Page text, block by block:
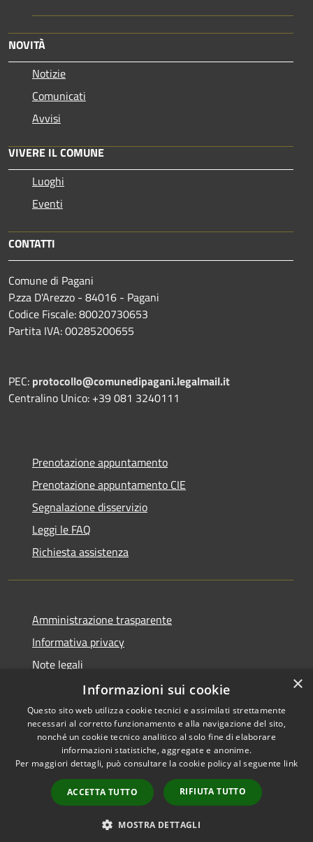
NOVITÀ
Notizie
Comunicati
Avvisi
VIVERE IL COMUNE
Luoghi
Eventi
CONTATTI
Comune di Pagani
P.zza D'Arezzo - 84016 - Pagani
Codice Fiscale: 80020730653
Partita IVA: 00285200655
PEC: protocollo@comunedipagani.legalmail.it
Centralino Unico: +39 081 3240111
Prenotazione appuntamento
Prenotazione appuntamento CIE
Segnalazione disservizio
Leggi le FAQ
Richiesta assistenza
Amministrazione trasparente
Informativa privacy
Note legali
Dichiarazione di accessibilità
RSS
Accessibilità
Copyright © 2026 • Comune di
Municipium•
Accesso
redazione
×
Informazioni sui cookie
Questo sito web utilizza cookie tecnici e assimilati strettamente
necessari al corretto funzionamento e alla navigazione del sito,
nonché un cookie tecnico analitico al solo fine di elaborare
informazioni statistiche, aggregate e anonime.
Per maggiori dettagli, può consultare la cookie policy al seguente link
ACCETTA TUTTO RIFIUTA TUTTO
MOSTRA DETTAGLI